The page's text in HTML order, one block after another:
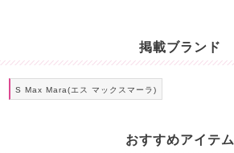
掲載ブランド
S Max Mara(エス マックスマーラ)
おすすめアイテム